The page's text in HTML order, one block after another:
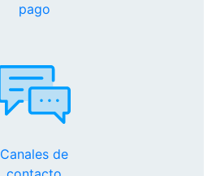
pago
Canales de